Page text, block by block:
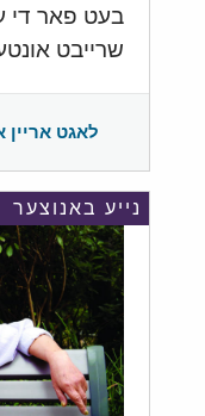
בעט פאר די
שרייבט
לאגט אריין
נייע באנוצער